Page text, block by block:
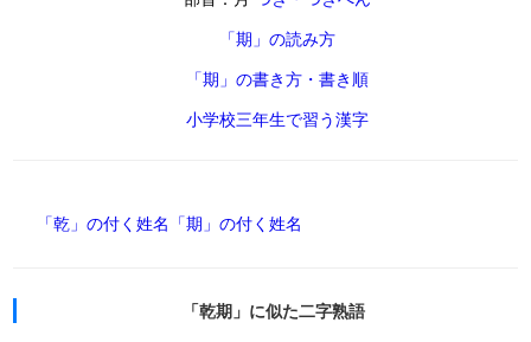
「期」の読み方
「期」の書き方・書き順
小学校三年生で習う漢字
「乾」の付く姓名 「期」の付く姓名
「乾期」に似た二字熟語